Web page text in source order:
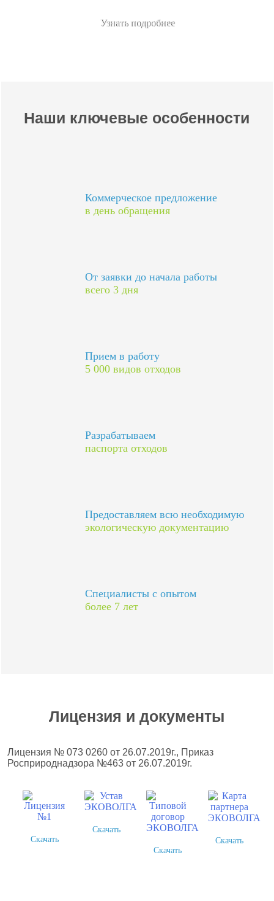
Узнать подробнее
Наши ключевые особенности
Коммерческое предложение
в день обращения
От заявки до начала работы
всего 3 дня
Прием в работу
5 000 видов отходов
Разрабатываем
паспорта отходов
Предоставляем всю необходимую
экологическую документацию
Специалисты с опытом
более 7 лет
Лицензия и документы
Лицензия № 073 0260 от 26.07.2019г., Приказ
Росприроднадзора №463 от 26.07.2019г.
Скачать
Скачать
Скачать
Скачать